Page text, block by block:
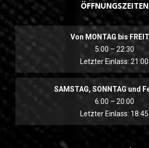
ÖFFNUNGSZEITEN
Von MONTAG bis
5:00 – 22:30
Letzter Einlass: 21:00
SAMSTAG, SONNTAG und
6:00 – 20:00
Letzter Einlass: 18:45